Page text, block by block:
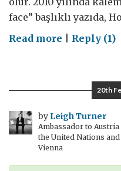
face” başlıklı yazıda,
Read more on
komplo
teorileri
ve
Galler
Gizli
Reply (1)
20th
by Leigh Turner
Ambassador to
the United Nations
Vienna